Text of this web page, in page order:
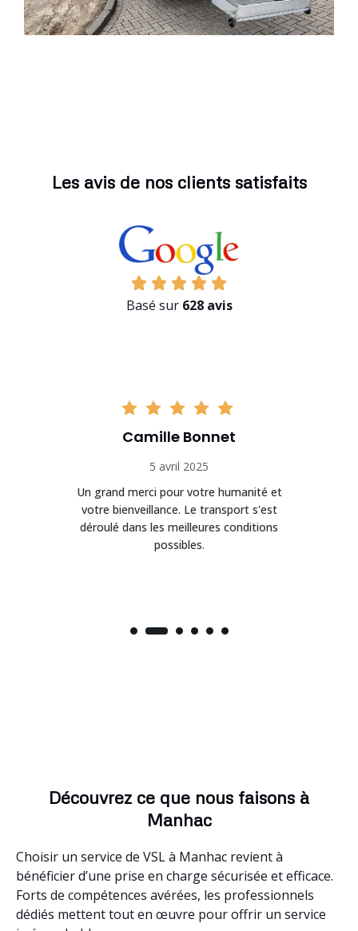
Les avis de nos clients satisfaits
Basé sur 628 avis
Camille Bonnet
5 avril 2025
Un grand merci pour votre humanité et
votre bienveillance. Le transport s'est
déroulé dans les meilleures conditions
possibles.
Découvrez ce que nous faisons à
Manhac
Choisir un service de VSL à Manhac revient à
bénéficier d’une prise en charge sécurisée et efficace.
Forts de compétences avérées, les professionnels
dédiés mettent tout en œuvre pour offrir un service